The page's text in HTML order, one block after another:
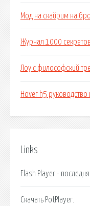
Мод на скайрим на
Журнал 1000
Лоу с философский
Hover h5 руководство
Links
Flash Player -
Скачать PotPlayer.